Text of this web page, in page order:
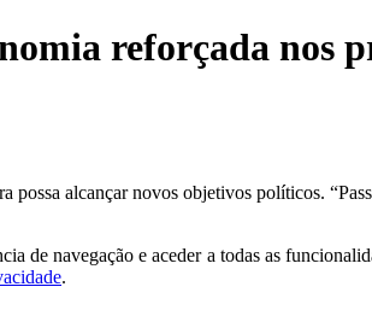
reforçada nos
possa alcançar novos objetivos políticos.
de navegação e aceder a todas as
.